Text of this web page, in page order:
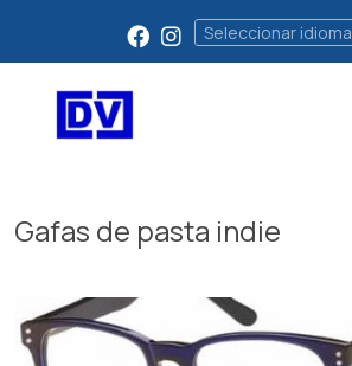
Seleccionar idioma
Gafas de pasta indie